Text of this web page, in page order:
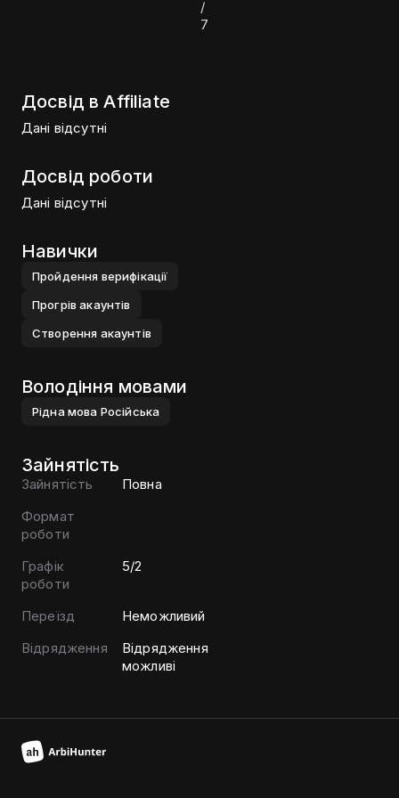
/
7
Досвід в Affiliate
Дані відсутні
Досвід роботи
Дані відсутні
Навички
Пройдення верифiкацiї
Прогрiв акаунтiв
Створення акаунтiв
Володіння мовами
Рiдна мова Росiйська
Зайнятість
Зайнятість
Повна
Формат
роботи
Графік
роботи
5/2
Переїзд
Неможливий
Відрядження
Відрядження
можливі